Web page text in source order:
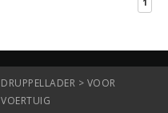
DRUPPELLADER > VOOR
VOERTUIG